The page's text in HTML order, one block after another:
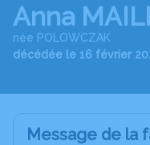
Anna
née POLOWCZAK
décédée le 16 février
Message de la